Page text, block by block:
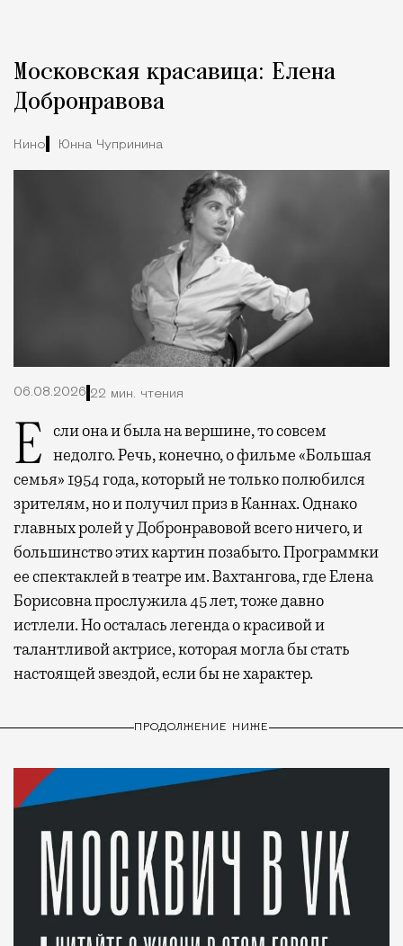
Московская красавица: Елена
Добронравова
Кино Юнна Чупринина
06.08.2026 22 мин. чтения
Если она и была на вершине, то совсем недолго. Речь, конечно, о фильме «Большая
семья» 1954 года, который не только полюбился
зрителям, но и получил приз в Каннах. Однако
главных ролей у Добронравовой всего ничего, и
большинство этих картин позабыто. Программки
ее спектаклей в театре им. Вахтангова, где Елена
Борисовна прослужила 45 лет, тоже давно
истлели. Но осталась легенда о красивой и
талантливой актрисе, которая могла бы стать
настоящей звездой, если бы не характер.
ПРОДОЛЖЕНИЕ НИЖЕ